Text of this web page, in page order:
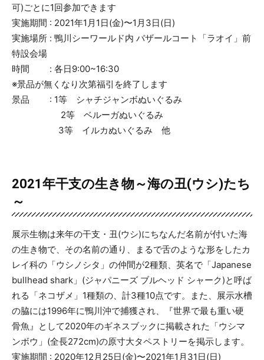
可)ごとに1回参加できます
実施期間 : 2021年1月1日(金)〜1月3日(日)
実施場所 : 鴨川シーワールド内 バザールコート「ラオイ」前
特設会場
時間 : 各日9:00~16:30
※景品が無くなり次第福引を終了します
景品 : 1等 シャチジャンボぬいぐるみ
2等 ベルーガぬいぐるみ
3等 イルカぬいぐるみ 他
2021年干支の生き物～海の丑(ウシ)たち
～
展示生物は来年の干支・丑(ウシ)にちなんだ名前が付いた海
の生き物で、その名前の通り、まるで舌のような形をしたカ
レイ科の「ウシノシタ」の仲間が2種類、英名で「Japanese
bullhead shark」(ジャパニーズ ブルヘッド シャーク)と呼ば
れる「ネコザメ」1種類の、計3種10点です。また、展示水槽
の脇には1996年に鴨川沖で捕獲され、『世界で最も重い硬
骨魚』として2020年のギネスブックに掲載された「ウシマ
ンボウ」(全長272cm)の原寸大タペストリーを掲示します。
実施期間 : 2020年12月25日(金)〜2021年1月31日(日)